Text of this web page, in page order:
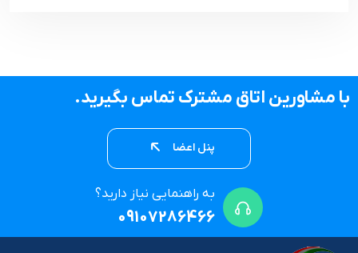
با مشاورین اتاق مشترک تماس بگیرید.
پنل اعضا
به راهنمایی نیاز دارید؟
09107286466